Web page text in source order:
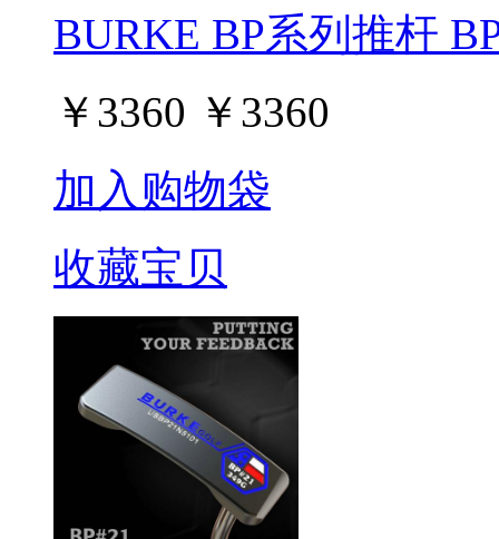
BURKE BP系列推杆
￥ 3360 ￥ 3360
加入购物袋
收藏宝贝